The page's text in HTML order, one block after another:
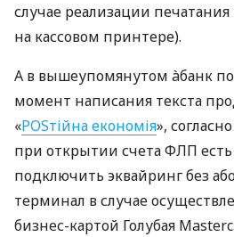
случае реализации
на кассовом принтере).
А в вышеупомянутом àбанк
момент написания текста
«POSтійна економія»,
при открытии счета ФЛП
подключить эквайринг без
терминал в случае
бизнес-картой Голубая